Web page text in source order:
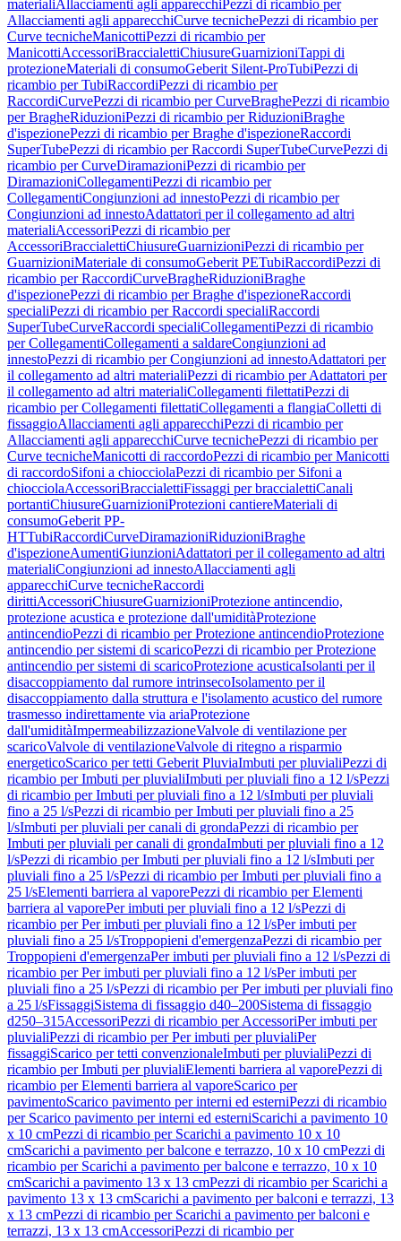
materialiAllacciamenti agli apparecchiPezzi di ricambio per
Allacciamenti agli apparecchiCurve tecnichePezzi di ricambio per
Curve tecnicheManicottiPezzi di ricambio per
ManicottiAccessoriBraccialettiChiusureGuarnizioniTappi di
protezioneMateriali di consumoGeberit Silent-ProTubiPezzi di
ricambio per TubiRaccordiPezzi di ricambio per
RaccordiCurvePezzi di ricambio per CurveBraghePezzi di ricambio
per BragheRiduzioniPezzi di ricambio per RiduzioniBraghe
d'ispezionePezzi di ricambio per Braghe d'ispezioneRaccordi
SuperTubePezzi di ricambio per Raccordi SuperTubeCurvePezzi di
ricambio per CurveDiramazioniPezzi di ricambio per
DiramazioniCollegamentiPezzi di ricambio per
CollegamentiCongiunzioni ad innestoPezzi di ricambio per
Congiunzioni ad innestoAdattatori per il collegamento ad altri
materialiAccessoriPezzi di ricambio per
AccessoriBraccialettiChiusureGuarnizioniPezzi di ricambio per
GuarnizioniMateriale di consumoGeberit PETubiRaccordiPezzi di
ricambio per RaccordiCurveBragheRiduzioniBraghe
d'ispezionePezzi di ricambio per Braghe d'ispezioneRaccordi
specialiPezzi di ricambio per Raccordi specialiRaccordi
SuperTubeCurveRaccordi specialiCollegamentiPezzi di ricambio
per CollegamentiCollegamenti a saldareCongiunzioni ad
innestoPezzi di ricambio per Congiunzioni ad innestoAdattatori per
il collegamento ad altri materialiPezzi di ricambio per Adattatori per
il collegamento ad altri materialiCollegamenti filettatiPezzi di
ricambio per Collegamenti filettatiCollegamenti a flangiaColletti di
fissaggioAllacciamenti agli apparecchiPezzi di ricambio per
Allacciamenti agli apparecchiCurve tecnichePezzi di ricambio per
Curve tecnicheManicotti di raccordoPezzi di ricambio per Manicotti
di raccordoSifoni a chiocciolaPezzi di ricambio per Sifoni a
chiocciolaAccessoriBraccialettiFissaggi per braccialettiCanali
portantiChiusureGuarnizioniProtezioni cantiereMateriali di
consumoGeberit PP-
HTTubiRaccordiCurveDiramazioniRiduzioniBraghe
d'ispezioneAumentiGiunzioniAdattatori per il collegamento ad altri
materialiCongiunzioni ad innestoAllacciamenti agli
apparecchiCurve tecnicheRaccordi
dirittiAccessoriChiusureGuarnizioniProtezione antincendio,
protezione acustica e protezione dall'umiditàProtezione
antincendioPezzi di ricambio per Protezione antincendioProtezione
antincendio per sistemi di scaricoPezzi di ricambio per Protezione
antincendio per sistemi di scaricoProtezione acusticaIsolanti per il
disaccoppiamento dal rumore intrinsecoIsolamento per il
disaccoppiamento dalla struttura e l'isolamento acustico del rumore
trasmesso indirettamente via ariaProtezione
dall'umiditàImpermeabilizzazioneValvole di ventilazione per
scaricoValvole di ventilazioneValvole di ritegno a risparmio
energeticoScarico per tetti Geberit PluviaImbuti per pluvialiPezzi di
ricambio per Imbuti per pluvialiImbuti per pluviali fino a 12 l/sPezzi
di ricambio per Imbuti per pluviali fino a 12 l/sImbuti per pluviali
fino a 25 l/sPezzi di ricambio per Imbuti per pluviali fino a 25
l/sImbuti per pluviali per canali di grondaPezzi di ricambio per
Imbuti per pluviali per canali di grondaImbuti per pluviali fino a 12
l/sPezzi di ricambio per Imbuti per pluviali fino a 12 l/sImbuti per
pluviali fino a 25 l/sPezzi di ricambio per Imbuti per pluviali fino a
25 l/sElementi barriera al vaporePezzi di ricambio per Elementi
barriera al vaporePer imbuti per pluviali fino a 12 l/sPezzi di
ricambio per Per imbuti per pluviali fino a 12 l/sPer imbuti per
pluviali fino a 25 l/sTroppopieni d'emergenzaPezzi di ricambio per
Troppopieni d'emergenzaPer imbuti per pluviali fino a 12 l/sPezzi di
ricambio per Per imbuti per pluviali fino a 12 l/sPer imbuti per
pluviali fino a 25 l/sPezzi di ricambio per Per imbuti per pluviali fino
a 25 l/sFissaggiSistema di fissaggio d40–200Sistema di fissaggio
d250–315AccessoriPezzi di ricambio per AccessoriPer imbuti per
pluvialiPezzi di ricambio per Per imbuti per pluvialiPer
fissaggiScarico per tetti convenzionaleImbuti per pluvialiPezzi di
ricambio per Imbuti per pluvialiElementi barriera al vaporePezzi di
ricambio per Elementi barriera al vaporeScarico per
pavimentoScarico pavimento per interni ed esterniPezzi di ricambio
per Scarico pavimento per interni ed esterniScarichi a pavimento 10
x 10 cmPezzi di ricambio per Scarichi a pavimento 10 x 10
cmScarichi a pavimento per balcone e terrazzo, 10 x 10 cmPezzi di
ricambio per Scarichi a pavimento per balcone e terrazzo, 10 x 10
cmScarichi a pavimento 13 x 13 cmPezzi di ricambio per Scarichi a
pavimento 13 x 13 cmScarichi a pavimento per balconi e terrazzi, 13
x 13 cmPezzi di ricambio per Scarichi a pavimento per balconi e
terrazzi, 13 x 13 cmAccessoriPezzi di ricambio per